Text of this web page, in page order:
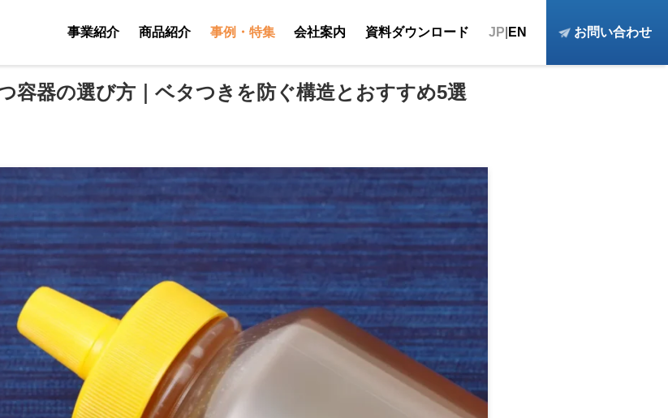
容器の選び方｜ベタつきを防ぐ構造とおすすめ5選
事業紹介
包装容器の企画・開発・提案・販売
販路拡大サポート
新商品開発支援
機材設備の提案・販売
海外資材調達・輸出支援
物流業務の改善提案
商品紹介
取扱商品TOP
デザイン用素材集
事例・特集
包装容器の知恵袋
「ミランネ」展示機械動画集
会社案内
ご挨拶
会社概要
沿革
採用情報
資料ダウンロード JP EN お問い合わせ